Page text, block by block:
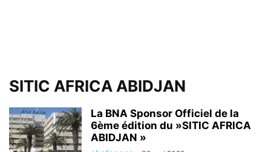
SITIC AFRICA ABIDJAN
La BNA Sponsor Officiel de la
6ème édition du »SITIC AFRICA
ABIDJAN »